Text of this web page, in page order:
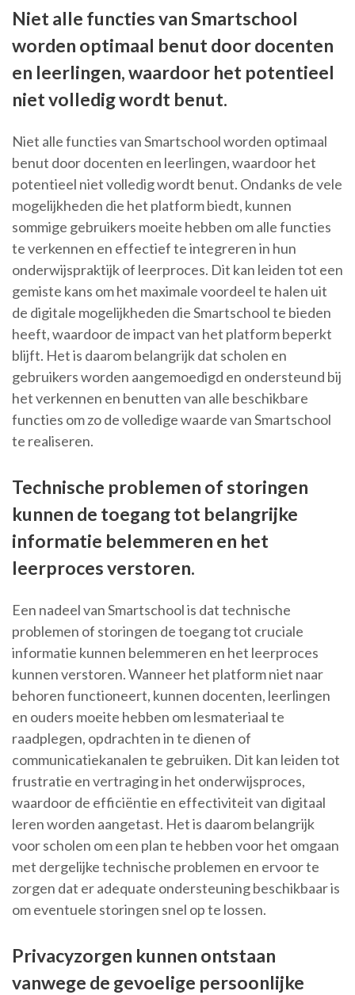
Niet alle functies van Smartschool
worden optimaal benut door docenten
en leerlingen, waardoor het potentieel
niet volledig wordt benut.
Niet alle functies van Smartschool worden optimaal
benut door docenten en leerlingen, waardoor het
potentieel niet volledig wordt benut. Ondanks de vele
mogelijkheden die het platform biedt, kunnen
sommige gebruikers moeite hebben om alle functies
te verkennen en effectief te integreren in hun
onderwijspraktijk of leerproces. Dit kan leiden tot een
gemiste kans om het maximale voordeel te halen uit
de digitale mogelijkheden die Smartschool te bieden
heeft, waardoor de impact van het platform beperkt
blijft. Het is daarom belangrijk dat scholen en
gebruikers worden aangemoedigd en ondersteund bij
het verkennen en benutten van alle beschikbare
functies om zo de volledige waarde van Smartschool
te realiseren.
Technische problemen of storingen
kunnen de toegang tot belangrijke
informatie belemmeren en het
leerproces verstoren.
Een nadeel van Smartschool is dat technische
problemen of storingen de toegang tot cruciale
informatie kunnen belemmeren en het leerproces
kunnen verstoren. Wanneer het platform niet naar
behoren functioneert, kunnen docenten, leerlingen
en ouders moeite hebben om lesmateriaal te
raadplegen, opdrachten in te dienen of
communicatiekanalen te gebruiken. Dit kan leiden tot
frustratie en vertraging in het onderwijsproces,
waardoor de efficiëntie en effectiviteit van digitaal
leren worden aangetast. Het is daarom belangrijk
voor scholen om een plan te hebben voor het omgaan
met dergelijke technische problemen en ervoor te
zorgen dat er adequate ondersteuning beschikbaar is
om eventuele storingen snel op te lossen.
Privacyzorgen kunnen ontstaan ​​
vanwege de gevoelige persoonlijke